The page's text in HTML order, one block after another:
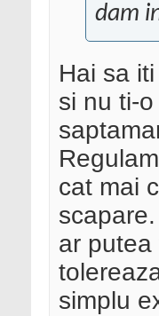
dam
Hai sa
si nu ti-
cat mai
ar
simplu